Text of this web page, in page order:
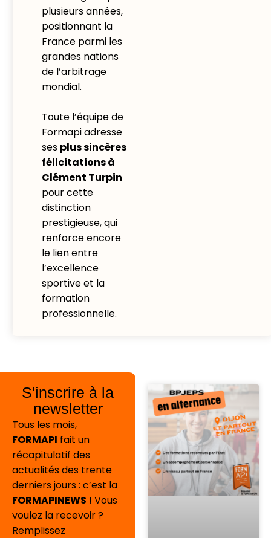
plusieurs années,
positionnant la
France parmi les
grandes nations
de l’arbitrage
mondial.
Toute l’équipe de
Formapi adresse
ses plus sincères
félicitations à
Clément Turpin
pour cette
distinction
prestigieuse, qui
renforce encore
le lien entre
l’excellence
sportive et la
formation
professionnelle.
S'inscrire à la
newsletter
Tous les mois,
FORMAPI fait un
récapitulatif des
actualités des trente
derniers jours : c’est la
FORMAPINEWS ! Vous
voulez la recevoir ?
Remplissez